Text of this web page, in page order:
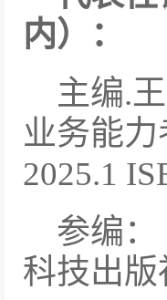
内）：
主编.
业务能
2025.1
参编
科技出版